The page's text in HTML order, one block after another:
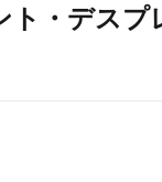
ト・デスプ